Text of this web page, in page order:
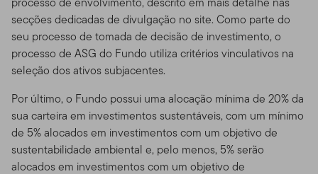
secções dedicadas de divulgação no site. Como parte do
seu processo de tomada de decisão de investimento, o
processo de ASG do Fundo utiliza critérios vinculativos na
seleção dos ativos subjacentes.
Por último, o Fundo possui uma alocação mínima de 20% da
sua carteira em investimentos sustentáveis, com um mínimo
de 5% alocados em investimentos com um objetivo de
sustentabilidade ambiental e, pelo menos, 5% serão
alocados em investimentos com um objetivo de